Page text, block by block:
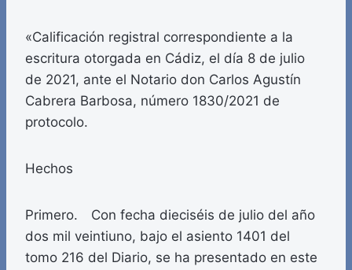
«Calificación registral correspondiente a la
escritura otorgada en Cádiz, el día 8 de julio
de 2021, ante el Notario don Carlos Agustín
Cabrera Barbosa, número 1830/2021 de
protocolo.
Hechos
Primero. Con fecha dieciséis de julio del año
dos mil veintiuno, bajo el asiento 1401 del
tomo 216 del Diario, se ha presentado en este